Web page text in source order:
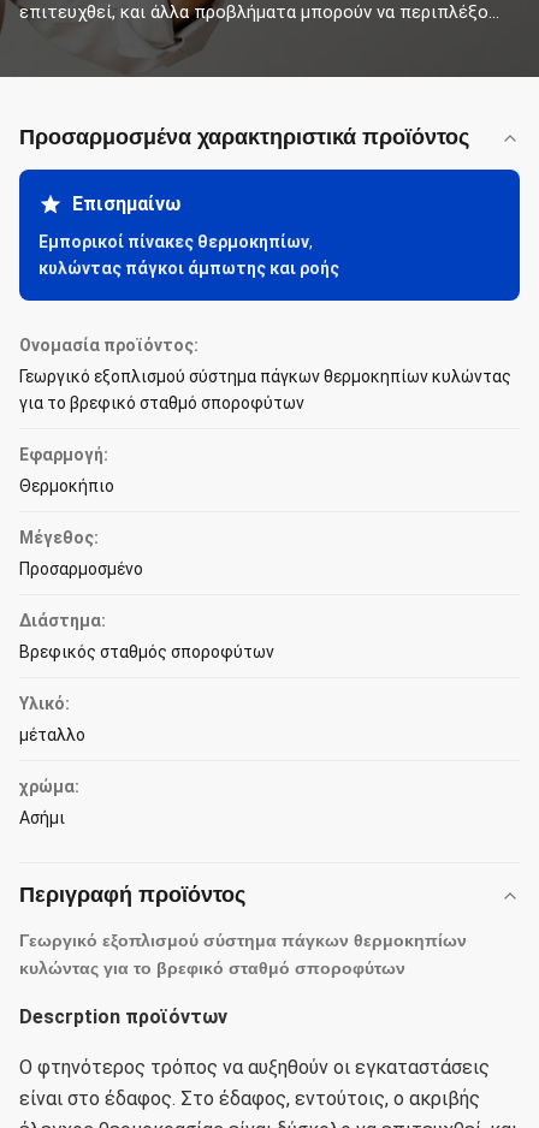
επιτευχθεί, και άλλα προβλήματα μπορούν να περιπλέξο...
Προσαρμοσμένα χαρακτηριστικά προϊόντος
Επισημαίνω
Εμπορικοί πίνακες θερμοκηπίων,
κυλώντας πάγκοι άμπωτης και ροής
Ονομασία προϊόντος:
Γεωργικό εξοπλισμού σύστημα πάγκων θερμοκηπίων κυλώντας
για το βρεφικό σταθμό σποροφύτων
Εφαρμογή:
Θερμοκήπιο
Μέγεθος:
Προσαρμοσμένο
Διάστημα:
Βρεφικός σταθμός σποροφύτων
Υλικό:
μέταλλο
χρώμα:
Ασήμι
Περιγραφή προϊόντος
Γεωργικό εξοπλισμού σύστημα πάγκων θερμοκηπίων
κυλώντας για το βρεφικό σταθμό σποροφύτων
Descrption προϊόντων
Ο φτηνότερος τρόπος να αυξηθούν οι εγκαταστάσεις
είναι στο έδαφος. Στο έδαφος, εντούτοις, ο ακριβής